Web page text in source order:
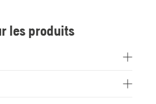
être retiré et remisé
les produits